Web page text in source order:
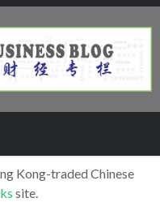
Kong-traded Chinese
site.